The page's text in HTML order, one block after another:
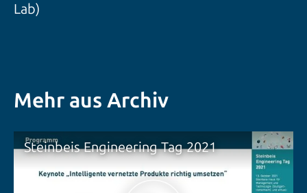
Lab)
Mehr aus Archiv
Steinbeis Engineering Tag 2021